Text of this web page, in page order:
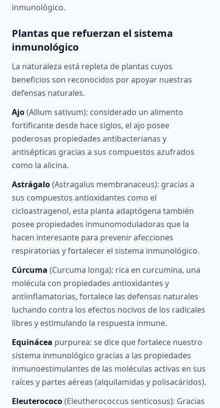
inmunológico.
Plantas que refuerzan el sistema
inmunológico
La naturaleza está repleta de plantas cuyos
beneficios son reconocidos por apoyar nuestras
defensas naturales.
Ajo(Allium sativum): considerado un alimento
fortificante desde hace siglos, el ajo posee
poderosas propiedades antibacterianas y
antisépticas gracias a sus compuestos azufrados
como la alicina.
Astrágalo(Astragalus membranaceus): gracias a
sus compuestos antioxidantes como el
cicloastragenol, esta planta adaptógena también
posee propiedades inmunomoduladoras que la
hacen interesante para prevenir afecciones
respiratorias y fortalecer el sistema inmunológico.
Cúrcuma (Curcuma longa): rica en curcumina, una
molécula con propiedades antioxidantes y
antiinflamatorias, fortalece las defensas naturales
luchando contra los efectos nocivos de los radicales
libres y estimulando la respuesta inmune.
Equinácea purpurea: se dice que fortalece nuestro
sistema inmunológico gracias a las propiedades
inmunoestimulantes de las moléculas activas en sus
raíces y partes aéreas (alquilamidas y polisacáridos).
Eleuterococo(Eleutherococcus senticosus): Gracias